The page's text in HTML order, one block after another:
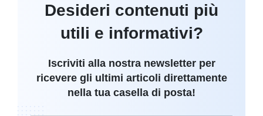
Desideri contenuti più
utili e informativi?
Iscriviti alla nostra newsletter per
ricevere gli ultimi articoli direttamente
nella tua casella di posta!